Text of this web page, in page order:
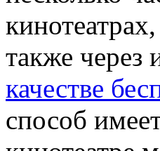
также через
качестве
способ